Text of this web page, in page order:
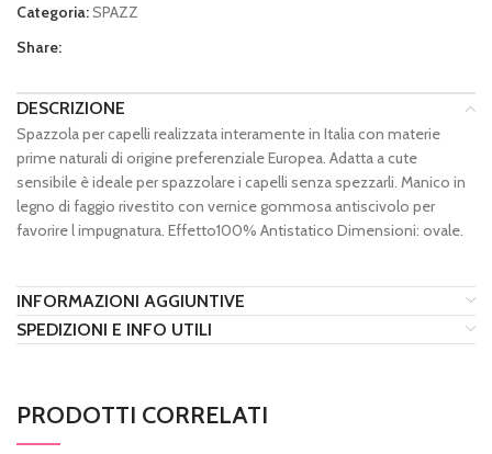
Categoria:SPAZZ
Share:
DESCRIZIONE
Spazzola per capelli realizzata interamente in Italia con materie
prime naturali di origine preferenziale Europea. Adatta a cute
sensibile è ideale per spazzolare i capelli senza spezzarli. Manico in
legno di faggio rivestito con vernice gommosa antiscivolo per
favorire l impugnatura. Effetto100% Antistatico Dimensioni: ovale.
INFORMAZIONI AGGIUNTIVE
SPEDIZIONI E INFO UTILI
PRODOTTI CORRELATI